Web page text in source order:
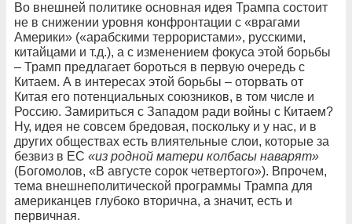
Во внешней политике основная идея Трампа состоит
не в снижении уровня конфронтации с «врагами
Америки» («арабскими террористами», русскими,
китайцами и т.д.), а с изменением фокуса этой борьбы
– Трамп предлагает бороться в первую очередь с
Китаем. А в интересах этой борьбы – оторвать от
Китая его потенциальных союзников, в том числе и
Россию. Замириться с Западом ради войны с Китаем?
Ну, идея не совсем бредовая, поскольку и у нас, и в
других обществах есть влиятельные слои, которые за
безвиз в ЕС «из родной матери колбасы наварят»
(Богомолов, «В августе сорок четвертого»). Впрочем,
тема внешнеполитической программы Трампа для
американцев глубоко вторична, а значит, есть и
первичная.